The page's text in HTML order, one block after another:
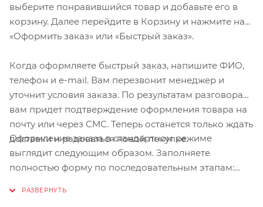
выберите понравившийся товар и добавьте его в
корзину. Далее перейдите в Корзину и нажмите на
«Оформить заказ» или «Быстрый заказ».
Когда оформляете быстрый заказ, напишите ФИО,
телефон и e-mail. Вам перезвонит менеджер и
уточнит условия заказа. По результатам разговора
вам придет подтверждение оформления товара на
почту или через СМС. Теперь останется только ждать
доставки и радоваться новой покупке.
Оформление заказа в стандартном режиме
выглядит следующим образом. Заполняете
полностью форму по последовательным этапам: